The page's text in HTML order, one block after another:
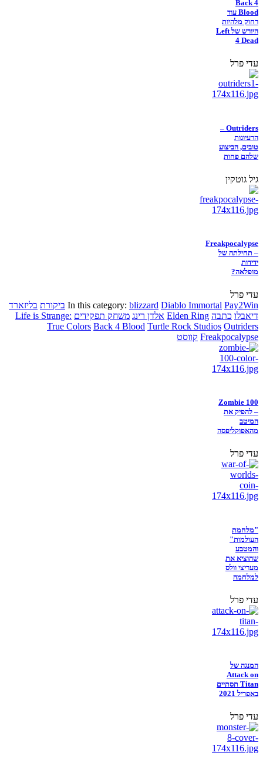
Back 4
Blood עוד
רחוק מלהיות
היורש של Left
4 Dead
עדי פרל
Outriders –
הרעיונות
טובים, הביצוע
שלהם פחות
גיל גוטקין
Freakpocalypse
– תחילתה של
ידידות
מופלאה?
עדי פרל
In this category: blizzard Diablo Immortal Pay2Win ביקורת בליזארד
דיאבלו כתבה Elden Ring אלדן רינג משחק תפקידים Life is Strange:
True Colors Back 4 Blood Turtle Rock Studios Outriders
Freakpocalypse קווסט
Zombie 100
– להפיק את
המיטב
מהאפוקליפסה
עדי פרל
"מלחמת
העולמות"
והמטבע
שהוציא את
מעריצי וולס
למלחמה
עדי פרל
המנגה של
Attack on
Titan תסתיים
באפריל 2021
עדי פרל